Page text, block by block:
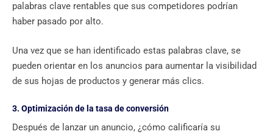
palabras clave rentables que sus competidores podrían
haber pasado por alto.
Una vez que se han identificado estas palabras clave, se
pueden orientar en los anuncios para aumentar la visibilidad
de sus hojas de productos y generar más clics.
3. Optimización de la tasa de conversión
Después de lanzar un anuncio, ¿cómo calificaría su